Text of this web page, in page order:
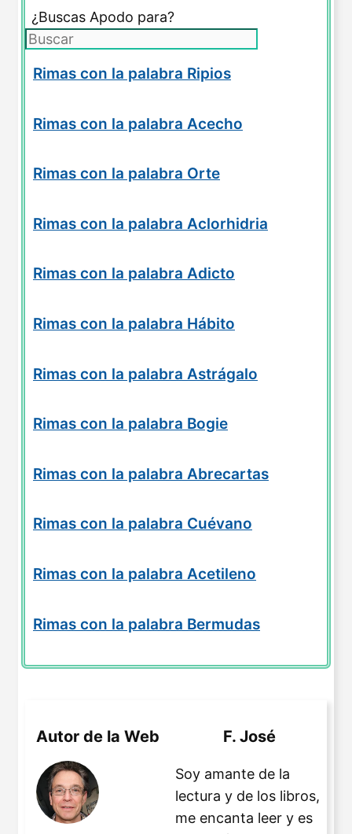
¿Buscas Apodo para?
Rimas con la palabra Ripios
Rimas con la palabra Acecho
Rimas con la palabra Orte
Rimas con la palabra Aclorhidria
Rimas con la palabra Adicto
Rimas con la palabra Hábito
Rimas con la palabra Astrágalo
Rimas con la palabra Bogie
Rimas con la palabra Abrecartas
Rimas con la palabra Cuévano
Rimas con la palabra Acetileno
Rimas con la palabra Bermudas
Autor de la Web F. José
Soy amante de la
lectura y de los libros,
me encanta leer y es